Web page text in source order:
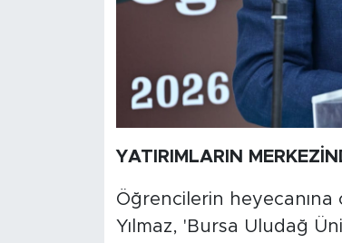
YATIRIMLARIN
Öğrencilerin heyecanına
Yılmaz, 'Bursa Uludağ